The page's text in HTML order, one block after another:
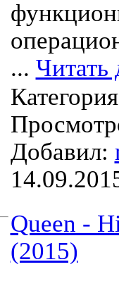
... Читать
Добавил:
Queen -
(2015)